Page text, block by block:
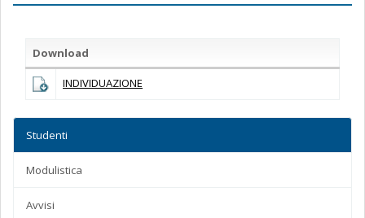
Download
INDIVIDUAZIONE
Studenti
Modulistica
Avvisi